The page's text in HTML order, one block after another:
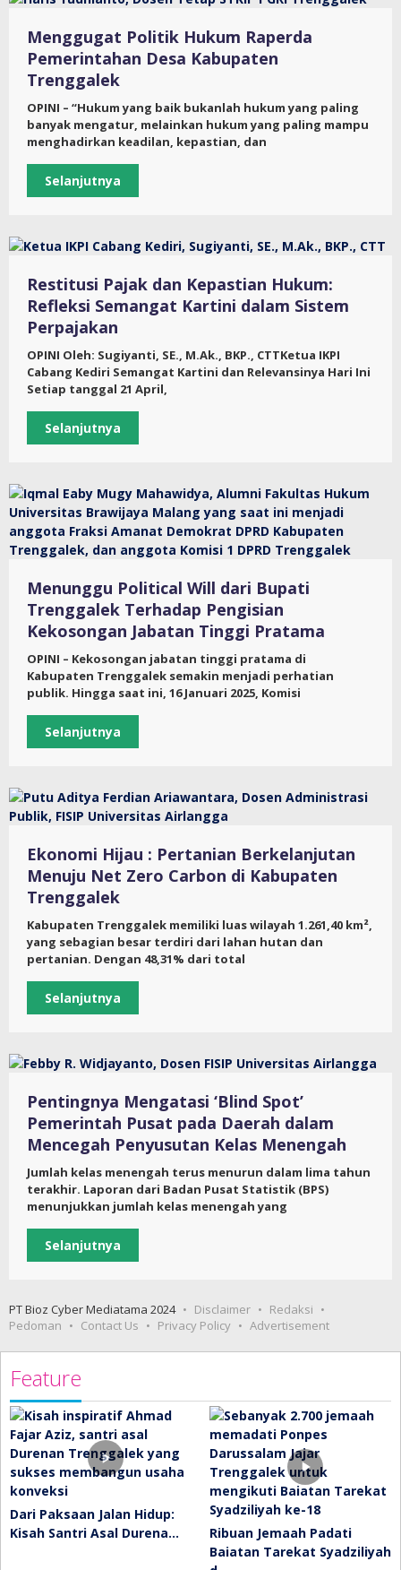
Menggugat Politik Hukum Raperda
Pemerintahan Desa Kabupaten
Trenggalek
OPINI – “Hukum yang baik bukanlah hukum yang paling
banyak mengatur, melainkan hukum yang paling mampu
menghadirkan keadilan, kepastian, dan
Selanjutnya
Restitusi Pajak dan Kepastian Hukum:
Refleksi Semangat Kartini dalam Sistem
Perpajakan
OPINI Oleh: Sugiyanti, SE., M.Ak., BKP., CTTKetua IKPI
Cabang Kediri Semangat Kartini dan Relevansinya Hari Ini
Setiap tanggal 21 April,
Selanjutnya
Menunggu Political Will dari Bupati
Trenggalek Terhadap Pengisian
Kekosongan Jabatan Tinggi Pratama
OPINI – Kekosongan jabatan tinggi pratama di
Kabupaten Trenggalek semakin menjadi perhatian
publik. Hingga saat ini, 16 Januari 2025, Komisi
Selanjutnya
Ekonomi Hijau : Pertanian Berkelanjutan
Menuju Net Zero Carbon di Kabupaten
Trenggalek
Kabupaten Trenggalek memiliki luas wilayah 1.261,40 km²,
yang sebagian besar terdiri dari lahan hutan dan
pertanian. Dengan 48,31% dari total
Selanjutnya
Pentingnya Mengatasi ‘Blind Spot’
Pemerintah Pusat pada Daerah dalam
Mencegah Penyusutan Kelas Menengah
Jumlah kelas menengah terus menurun dalam lima tahun
terakhir. Laporan dari Badan Pusat Statistik (BPS)
menunjukkan jumlah kelas menengah yang
Selanjutnya
PT Bioz Cyber Mediatama 2024 Disclaimer
Redaksi
Pedoman
Contact Us Privacy Policy Advertisement
Feature
Dari Paksaan Jalan Hidup:
Kisah Santri Asal Durena…
Ribuan Jemaah Padati
Baiatan Tarekat Syadziliyah